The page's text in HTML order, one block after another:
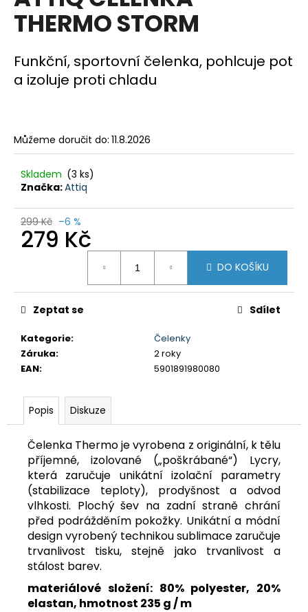
0,0
hvězdiček.
THERMO STORM
Funkční, sportovní čelenka, pohlcuje pot
a izoluje proti chladu
Můžeme doručit do: 11.8.2026
Skladem (3 ks)
Značka:Attiq
299 Kč –6 %
279 Kč
DO KOŠÍKU
Kategorie:
Čelenky
Záruka:
2 roky
EAN: 5901891980080
Zeptat se Sdílet
Popis Diskuze
Čelenka Thermo je vyrobena z originální, k tělu
příjemné, izolované („poškrábané“) Lycry,
která zaručuje unikátní izolační parametry
(stabilizace teploty), prodyšnost a odvod
vlhkosti. Plochý šev na zadní straně chrání
před podrážděním pokožky. Unikátní a módní
design vyrobený technikou sublimace zaručuje
trvanlivost tisku, stejně jako trvanlivost a
stálost barev.
materiálové složení: 80% polyester, 20%
elastan, hmotnost 235 g / m
a
í
t
?
D
o
p
u
č
e
m
DÁMSKÉ
3/4
KALHOTY
MISSY
NBSLP4242B
ČERNÉ
699
Kč
Původně:
295